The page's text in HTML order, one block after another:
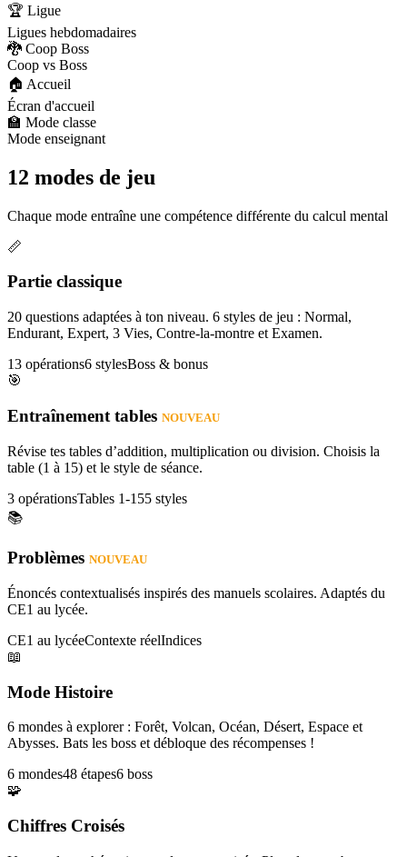
🏆 Ligue
Ligues hebdomadaires
🐉 Coop Boss
Coop vs Boss
🏠 Accueil
Écran d'accueil
🏫 Mode classe
Mode enseignant
12 modes de jeu
Chaque mode entraîne une compétence différente du calcul mental
📏
Partie classique
20 questions adaptées à ton niveau. 6 styles de jeu : Normal,
Endurant, Expert, 3 Vies, Contre-la-montre et Examen.
13 opérations6 stylesBoss & bonus
🎯
Entraînement tables NOUVEAU
Révise tes tables d’addition, multiplication ou division. Choisis la
table (1 à 15) et le style de séance.
3 opérationsTables 1-155 styles
📚
Problèmes NOUVEAU
Énoncés contextualisés inspirés des manuels scolaires. Adaptés du
CE1 au lycée.
CE1 au lycéeContexte réelIndices
📖
Mode Histoire
6 mondes à explorer : Forêt, Volcan, Océan, Désert, Espace et
Abysses. Bats les boss et débloque des récompenses !
6 mondes48 étapes6 boss
🧩
Chiffres Croisés